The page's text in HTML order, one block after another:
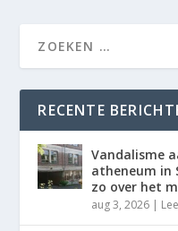
RECENTE
Vandalisme
atheneum in
zo over het
aug 3, 2026 |